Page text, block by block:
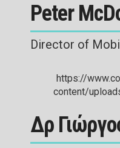
Peter
Director of
Δρ